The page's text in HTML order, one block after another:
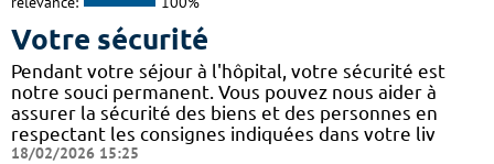
Votre sécurité
Pendant votre séjour à l'hôpital, votre sécurité est
notre souci permanent. Vous pouvez nous aider à
assurer la sécurité des biens et des personnes en
respectant les consignes indiquées dans votre liv
18/02/2026 15:25